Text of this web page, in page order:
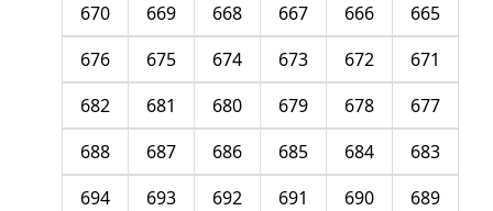
665
666
667
668
669
670
671
672
673
674
675
676
677
678
679
680
681
682
683
684
685
686
687
688
689
690
691
692
693
694